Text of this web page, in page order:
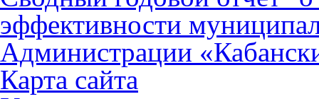
эффективности
Администрации
Карта сайта